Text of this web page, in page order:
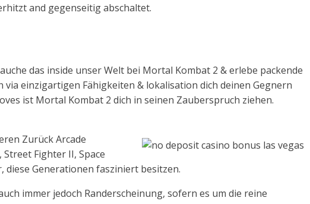
and gegenseitig abschaltet.
das inside unser Welt bei Mortal Kombat 2 & erlebe packende
einzigartigen Fähigkeiten & lokalisation dich deinen Gegnern
ist Mortal Kombat 2 dich in seinen Zauberspruch ziehen.
Zurück Arcade
Fighter II, Space
diese Generationen fasziniert besitzen.
immer jedoch Randerscheinung, sofern es um die reine